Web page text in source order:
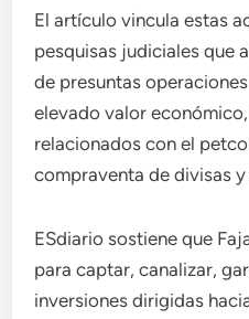
El artículo vincula estas
pesquisas judiciales que
de presuntas
elevado valor
relacionados con el
compraventa de divisas
ESdiario sostiene que
para captar, canalizar,
inversiones dirigidas